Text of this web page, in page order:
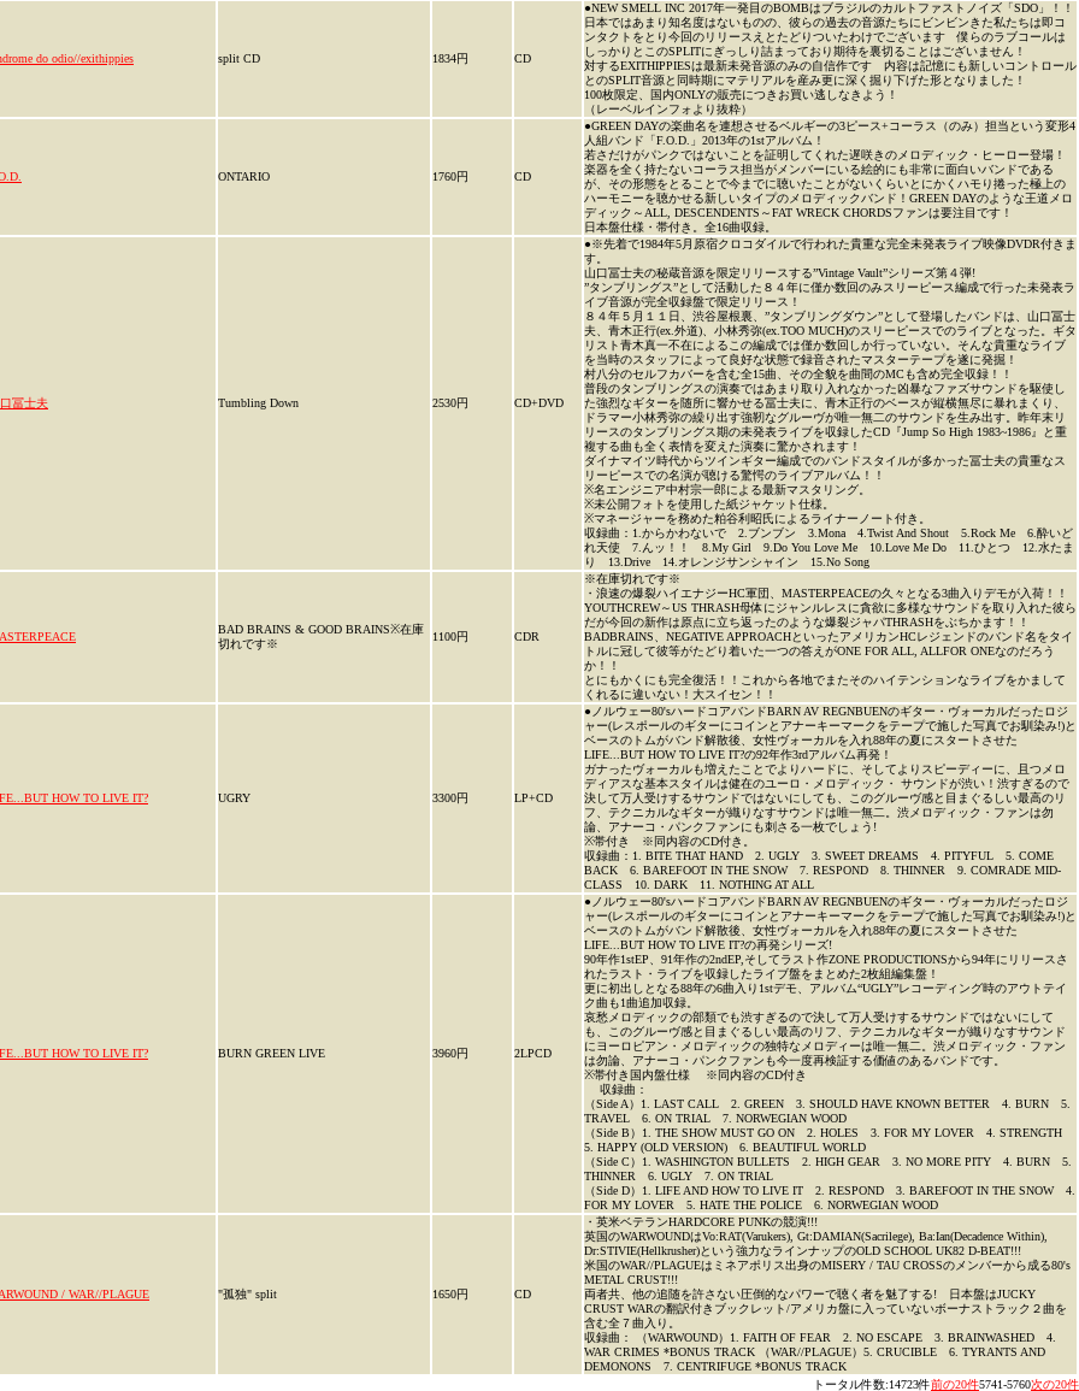
do odio//exithippies split CD 1834円 CD
●NEW SMELL INC 2017年一発目のBOMBはブラジルのカルトファストノイズ「SDO」！！
日本ではあまり知名度はないものの、彼らの過去の音源たちにビンビンきた私たちは即コ
ンタクトをとり今回のリリースえとたどりついたわけでございます 僕らのラブコールは
しっかりとこのSPLITにぎっしり詰まっており期待を裏切ることはございません！
対するEXITHIPPIESは最新未発音源のみの自信作です 内容は記憶にも新しいコントロール
とのSPLIT音源と同時期にマテリアルを産み更に深く掘り下げた形となりました！
100枚限定、国内ONLYの販売につきお買い逃しなきよう！
（レーベルインフォより抜粋）
ONTARIO 1760円 CD
●GREEN DAYの楽曲名を連想させるベルギーの3ピース+コーラス（のみ）担当という変形4
人組バンド「F.O.D.」2013年の1stアルバム！
若さだけがパンクではないことを証明してくれた遅咲きのメロディック・ヒーロー登場！
楽器を全く持たないコーラス担当がメンバーにいる絵的にも非常に面白いバンドである
が、その形態をとることで今までに聴いたことがないくらいとにかくハモり捲った極上の
ハーモニーを聴かせる新しいタイプのメロディックバンド！GREEN DAYのような王道メロ
ディック～ALL, DESCENDENTS～FAT WRECK CHORDSファンは要注目です！
日本盤仕様・帯付き。全16曲収録。
冨士夫 Tumbling Down 2530円 CD+DVD
●※先着で1984年5月原宿クロコダイルで行われた貴重な完全未発表ライブ映像DVDR付きま
す。
山口冨士夫の秘蔵音源を限定リリースする”Vintage Vault”シリーズ第４弾!
”タンブリングス”として活動した８４年に僅か数回のみスリーピース編成で行った未発表ラ
イブ音源が完全収録盤で限定リリース！
８４年５月１１日、渋谷屋根裏、”タンブリングダウン”として登場したバンドは、山口冨士
夫、青木正行(ex.外道)、小林秀弥(ex.TOO MUCH)のスリーピースでのライブとなった。ギタ
リスト青木真一不在によるこの編成では僅か数回しか行っていない。そんな貴重なライブ
を当時のスタッフによって良好な状態で録音されたマスターテープを遂に発掘！
村八分のセルフカバーを含む全15曲、その全貌を曲間のMCも含め完全収録！！
普段のタンブリングスの演奏ではあまり取り入れなかった凶暴なファズサウンドを駆使し
た強烈なギターを随所に響かせる冨士夫に、青木正行のベースが縦横無尽に暴れまくり、
ドラマー小林秀弥の繰り出す強靭なグルーヴが唯一無二のサウンドを生み出す。昨年末リ
リースのタンブリングス期の未発表ライブを収録したCD『Jump So High 1983~1986』と重
複する曲も全く表情を変えた演奏に驚かされます！
ダイナマイツ時代からツインギター編成でのバンドスタイルが多かった冨士夫の貴重なス
リーピースでの名演が聴ける驚愕のライブアルバム！！
※名エンジニア中村宗一郎による最新マスタリング。
※未公開フォトを使用した紙ジャケット仕様。
※マネージャーを務めた粕谷利昭氏によるライナーノート付き。
収録曲：1.からかわないで 2.ブンブン 3.Mona 4.Twist And Shout 5.Rock Me 6.酔いど
れ天使 7.んッ！！ 8.My Girl 9.Do You Love Me 10.Love Me Do 11.ひとつ 12.水たま
り 13.Drive 14.オレンジサンシャイン 15.No Song
BAD BRAINS & GOOD BRAINS※在庫
切れです※
1100円 CDR
※在庫切れです※
・浪速の爆裂ハイエナジーHC軍団、MASTERPEACEの久々となる3曲入りデモが入荷！！
YOUTHCREW～US THRASH母体にジャンルレスに貪欲に多様なサウンドを取り入れた彼ら
だが今回の新作は原点に立ち返ったのような爆裂ジャパTHRASHをぶちかます！！
BADBRAINS、NEGATIVE APPROACHといったアメリカンHCレジェンドのバンド名をタイ
トルに冠して彼等がたどり着いた一つの答えがONE FOR ALL, ALLFOR ONEなのだろう
か！！
とにもかくにも完全復活！！これから各地でまたそのハイテンションなライブをかまして
くれるに違いない！大スイセン！！
HOW TO LIVE IT? UGRY 3300円 LP+CD
●ノルウェー80'sハードコアバンドBARN AV REGNBUENのギター・ヴォーカルだったロジ
ャー(レスポールのギターにコインとアナーキーマークをテープで施した写真でお馴染み!)と
ベースのトムがバンド解散後、女性ヴォーカルを入れ88年の夏にスタートさせた
LIFE...BUT HOW TO LIVE IT?の92年作3rdアルバム再発！
ガナったヴォーカルも増えたことでよりハードに、そしてよりスピーディーに、且つメロ
ディアスな基本スタイルは健在のユーロ・メロディック・ サウンドが渋い！渋すぎるので
決して万人受けするサウンドではないにしても、このグルーヴ感と目まぐるしい最高のリ
フ、テクニカルなギターが織りなすサウンドは唯一無二。渋メロディック・ファンは勿
論、アナーコ・パンクファンにも刺さる一枚でしょう!
※帯付き ※同内容のCD付き。
収録曲：1. BITE THAT HAND 2. UGLY 3. SWEET DREAMS 4. PITYFUL 5. COME
BACK 6. BAREFOOT IN THE SNOW 7. RESPOND 8. THINNER 9. COMRADE MID-
CLASS 10. DARK 11. NOTHING AT ALL
HOW TO LIVE IT? BURN GREEN LIVE 3960円 2LPCD
●ノルウェー80'sハードコアバンドBARN AV REGNBUENのギター・ヴォーカルだったロジ
ャー(レスポールのギターにコインとアナーキーマークをテープで施した写真でお馴染み!)と
ベースのトムがバンド解散後、女性ヴォーカルを入れ88年の夏にスタートさせた
LIFE...BUT HOW TO LIVE IT?の再発シリーズ!
90年作1stEP、91年作の2ndEP,そしてラスト作ZONE PRODUCTIONSから94年にリリースさ
れたラスト・ライブを収録したライブ盤をまとめた2枚組編集盤！
更に初出しとなる88年の6曲入り1stデモ、アルバム“UGLY”レコーディング時のアウトテイ
ク曲も1曲追加収録。
哀愁メロディックの部類でも渋すぎるので決して万人受けするサウンドではないにして
も、このグルーヴ感と目まぐるしい最高のリフ、テクニカルなギターが織りなすサウンド
にヨーロピアン・メロディックの独特なメロディーは唯一無二。渋メロディック・ファン
は勿論、アナーコ・パンクファンも今一度再検証する価値のあるバンドです。
※帯付き国内盤仕様 ※同内容のCD付き
収録曲：
（Side A）1. LAST CALL 2. GREEN 3. SHOULD HAVE KNOWN BETTER 4. BURN 5.
TRAVEL 6. ON TRIAL 7. NORWEGIAN WOOD
（Side B）1. THE SHOW MUST GO ON 2. HOLES 3. FOR MY LOVER 4. STRENGTH
5. HAPPY (OLD VERSION) 6. BEAUTIFUL WORLD
（Side C）1. WASHINGTON BULLETS 2. HIGH GEAR 3. NO MORE PITY 4. BURN 5.
THINNER 6. UGLY 7. ON TRIAL
（Side D）1. LIFE AND HOW TO LIVE IT 2. RESPOND 3. BAREFOOT IN THE SNOW 4.
FOR MY LOVER 5. HATE THE POLICE 6. NORWEGIAN WOOD
/ WAR//PLAGUE "孤独" split 1650円 CD
・英米ベテランHARDCORE PUNKの競演!!!
英国のWARWOUNDはVo:RAT(Varukers), Gt:DAMIAN(Sacrilege), Ba:Ian(Decadence Within),
Dr:STIVIE(Hellkrusher)という強力なラインナップのOLD SCHOOL UK82 D-BEAT!!!
米国のWAR//PLAGUEはミネアポリス出身のMISERY / TAU CROSSのメンバーから成る80's
METAL CRUST!!!
両者共、他の追随を許さない圧倒的なパワーで聴く者を魅了する! 日本盤はJUCKY
CRUST WARの翻訳付きブックレット/アメリカ盤に入っていないボーナストラック２曲を
含む全７曲入り。
収録曲： （WARWOUND）1. FAITH OF FEAR 2. NO ESCAPE 3. BRAINWASHED 4.
WAR CRIMES *BONUS TRACK （WAR//PLAGUE）5. CRUCIBLE 6. TYRANTS AND
DEMONONS 7. CENTRIFUGE *BONUS TRACK
トータル件数:14723件前の20件5741-5760次の20件